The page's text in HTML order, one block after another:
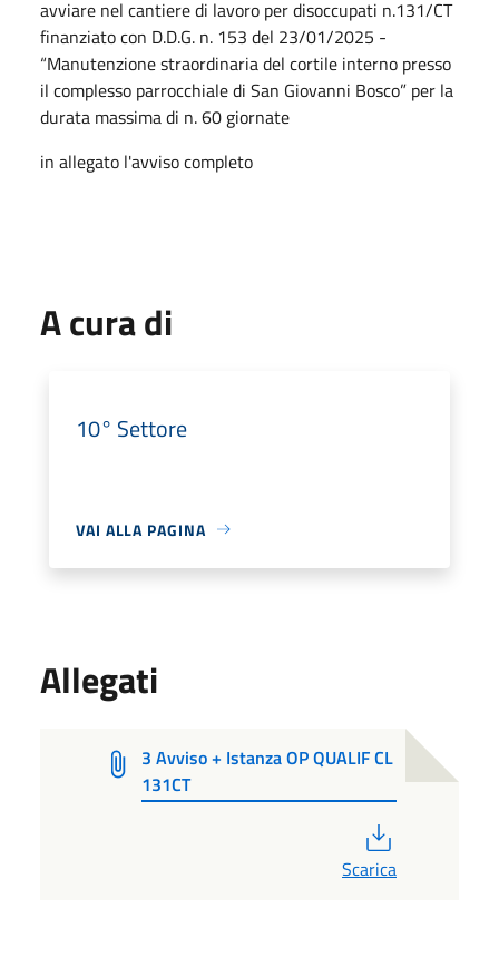
avviare nel cantiere di lavoro per disoccupati n.131/CT
finanziato con D.D.G. n. 153 del 23/01/2025 -
“Manutenzione straordinaria del cortile interno presso
il complesso parrocchiale di San Giovanni Bosco” per la
durata massima di n. 60 giornate
in allegato l'avviso completo
A cura di
10° Settore
VAI ALLA PAGINA
Allegati
3 Avviso + Istanza OP QUALIF CL
131CT
Scarica